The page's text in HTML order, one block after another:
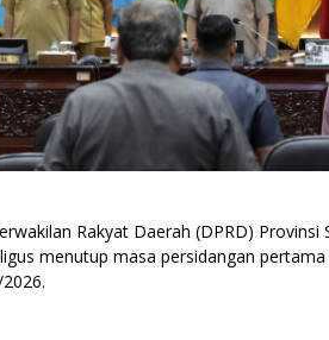
Rakyat Daerah (DPRD)
menutup masa persidangan